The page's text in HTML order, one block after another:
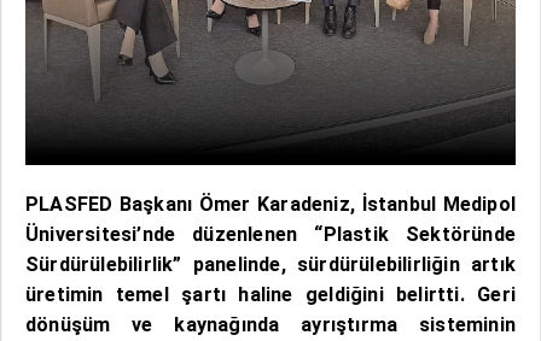
PLASFED Başkanı Ömer Karadeniz, İstanbul Medipol
Üniversitesi’nde düzenlenen “Plastik Sektöründe
Sürdürülebilirlik” panelinde, sürdürülebilirliğin artık
üretimin temel şartı haline geldiğini belirtti. Geri
dönüşüm ve kaynağında ayrıştırma sisteminin